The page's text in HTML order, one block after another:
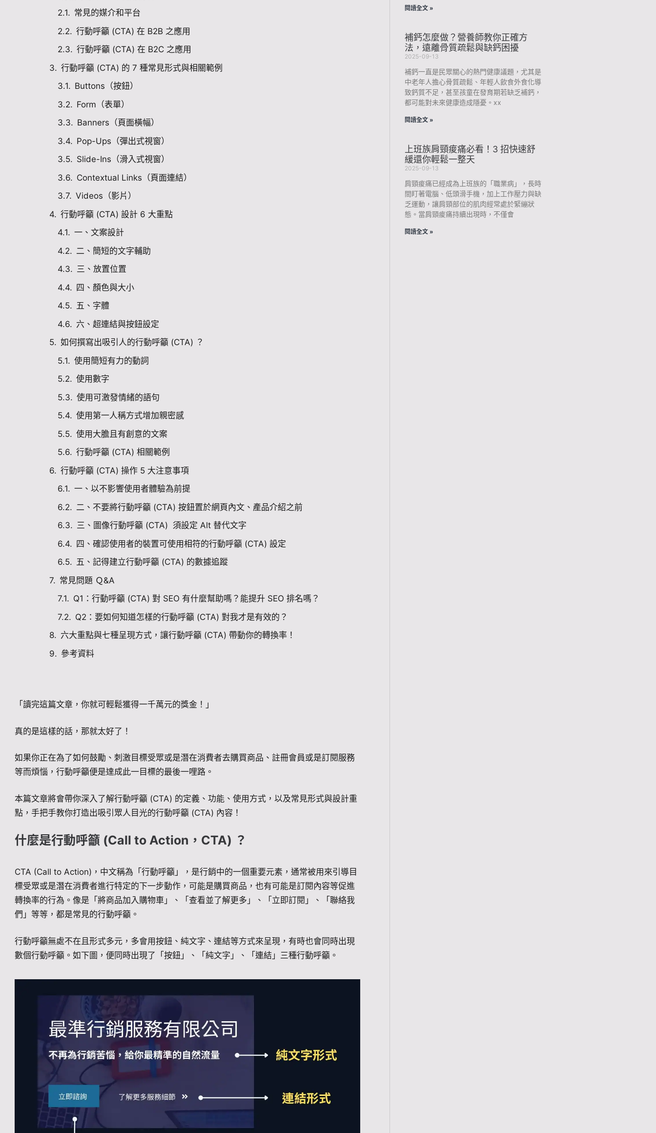
常見的媒介和平台
行動呼籲 (CTA) 在 B2B 之應用
行動呼籲 (CTA) 在 B2C 之應用
行動呼籲 (CTA) 的 7 種常見形式與相關範例
Buttons（按鈕）
Form（表單）
Banners（頁面橫幅）
Pop-Ups（彈出式視窗）
Slide-Ins（滑入式視窗）
Contextual Links（頁面連結）
Videos（影片）
行動呼籲 (CTA) 設計 6 大重點
一、文案設計
二、簡短的文字輔助
三、放置位置
四、顏色與大小
五、字體
六、超連結與按鈕設定
如何撰寫出吸引人的行動呼籲 (CTA) ？
使用簡短有力的動詞
使用數字
使用可激發情緒的語句
使用第一人稱方式增加親密感
使用大膽且有創意的文案
行動呼籲 (CTA) 相關範例
行動呼籲 (CTA) 操作 5 大注意事項
一、以不影響使用者體驗為前提
二、不要將行動呼籲 (CTA) 按鈕置於網頁內文、產品介紹之前
三、圖像行動呼籲 (CTA) 須設定 Alt 替代文字
四、確認使用者的裝置可使用相符的行動呼籲 (CTA) 設定
五、記得建立行動呼籲 (CTA) 的數據追蹤
常見問題 Ｑ&A
Q1：行動呼籲 (CTA) 對 SEO 有什麼幫助嗎？能提升 SEO 排名嗎？
Q2：要如何知道怎樣的行動呼籲 (CTA) 對我才是有效的？
六大重點與七種呈現方式，讓行動呼籲 (CTA) 帶動你的轉換率！
參考資料
「讀完這篇文章，你就可輕鬆獲得一千萬元的獎金！」
真的是這樣的話，那就太好了！
如果你正在為了如何鼓勵、刺激目標受眾或是潛在消費者去購買商品、註冊會員或是訂閱服務
等而煩惱，行動呼籲便是達成此一目標的最後一哩路。
本篇文章將會帶你深入了解行動呼籲 (CTA) 的定義、功能、使用方式，以及常見形式與設計重
點，手把手教你打造出吸引眾人目光的行動呼籲 (CTA) 內容！
什麼是行動呼籲 (Call to Action，CTA) ？
CTA (Call to Action)，中文稱為「行動呼籲」，是行銷中的一個重要元素，通常被用來引導目
標受眾或是潛在消費者進行特定的下一步動作，可能是購買商品，也有可能是訂閱內容等促進
轉換率的行為。像是「將商品加入購物車」、「查看並了解更多」、「立即訂閱」、「聯絡我
們」等等，都是常見的行動呼籲。
行動呼籲無處不在且形式多元，多會用按鈕、純文字、連結等方式來呈現，有時也會同時出現
數個行動呼籲。如下圖，便同時出現了「按鈕」、「純文字」、「連結」三種行動呼籲。
閱讀全文 »
補鈣怎麼做？營養師教你正確方
法，遠離骨質疏鬆與缺鈣困擾
2025-09-13
補鈣一直是民眾關心的熱門健康議題，尤其是
中老年人擔心骨質疏鬆、年輕人飲食外食化導
致鈣質不足，甚至孩童在發育期若缺乏補鈣，
都可能對未來健康造成隱憂。xx
閱讀全文 »
上班族肩頸痠痛必看！3 招快速舒
緩還你輕鬆一整天
2025-09-13
肩頸痠痛已經成為上班族的「職業病」，長時
間盯著電腦、低頭滑手機，加上工作壓力與缺
乏運動，讓肩頸部位的肌肉經常處於緊繃狀
態。當肩頸痠痛持續出現時，不僅會
閱讀全文 »